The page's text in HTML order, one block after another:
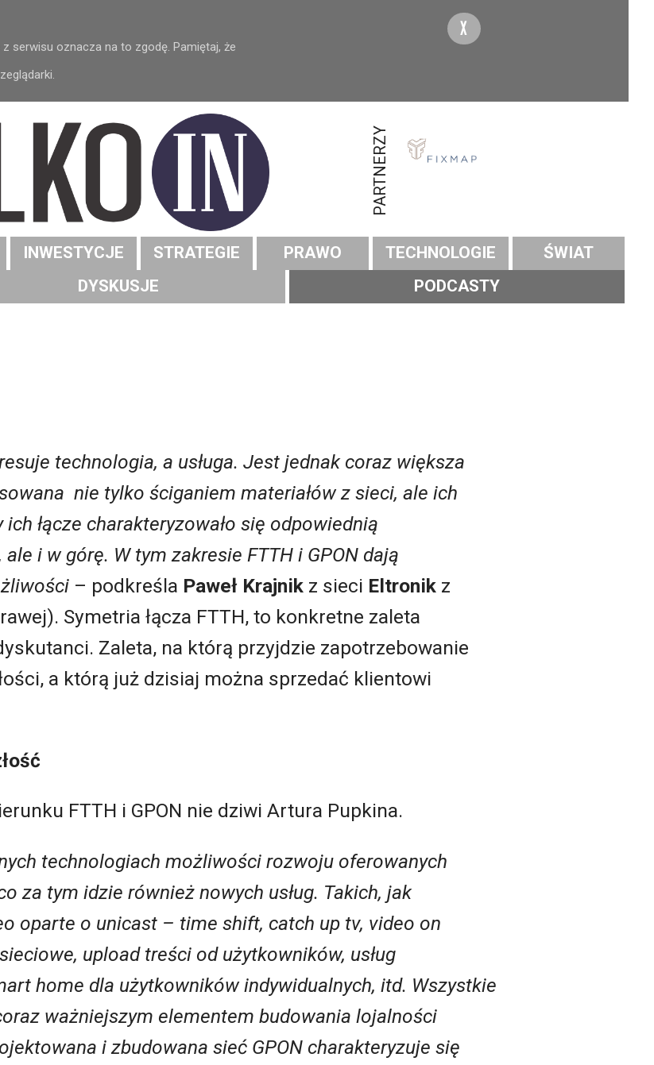
serwisu oznacza na to zgodę. Pamiętaj, że
X
PARTNERZY
INWESTYCJE STRATEGIE PRAWO TECHNOLOGIE
ŚWIAT
DYSKUSJE PODCASTY
technologia, a usługa. Jest jednak coraz większa
nie tylko ściganiem materiałów z sieci, ale ich
łącze charakteryzowało się odpowiednią
i w górę. W tym zakresie FTTH i GPON dają
– podkreśla Paweł Krajnik z sieci Eltronik z
Symetria łącza FTTH, to konkretne zaleta
Zaleta, na którą przyjdzie zapotrzebowanie
a którą już dzisiaj można sprzedać klientowi
FTTH i GPON nie dziwi Artura Pupkina.
technologiach możliwości rozwoju oferowanych
za tym idzie również nowych usług. Takich, jak
oparte o unicast – time shift, catch up tv, video on
upload treści od użytkowników, usług
home dla użytkowników indywidualnych, itd. Wszystkie
ważniejszym elementem budowania lojalności
i zbudowana sieć GPON charakteryzuje się